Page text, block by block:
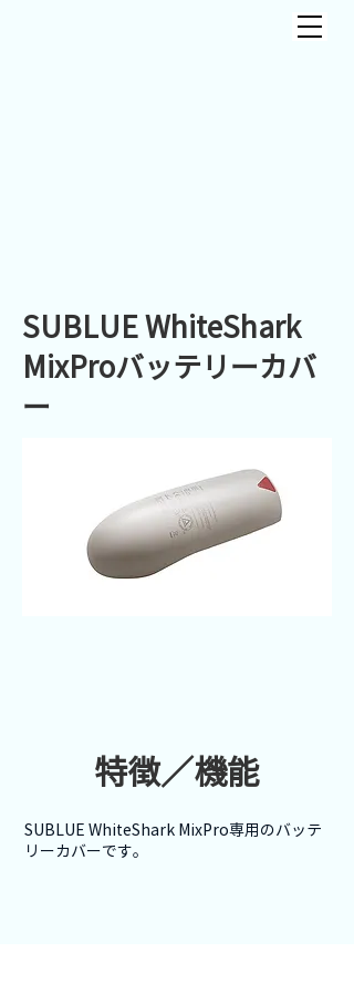
SUBLUE WhiteShark
MixProバッテリーカバ
ー
特徴／機能
SUBLUE WhiteShark MixPro専用のバッテ
リーカバーです。